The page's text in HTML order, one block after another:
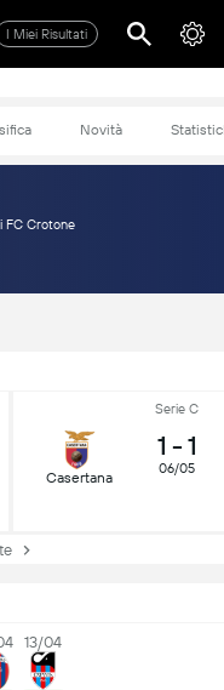
I Miei Risultati
Novità
FC Crotone
Serie C
Casertana
1 - 1
06/05
13/04